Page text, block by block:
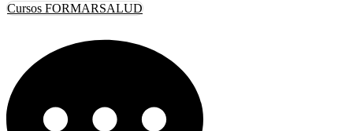
Cursos FORMARSALUD